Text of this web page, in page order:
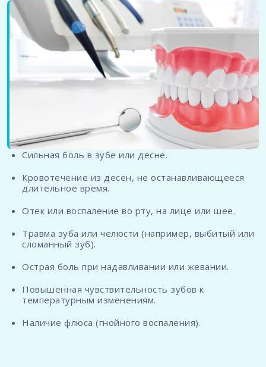
Сильная боль в зубе или десне.
Кровотечение из десен, не останавливающееся
длительное время.
Отек или воспаление во рту, на лице или шее.
Травма зуба или челюсти (например, выбитый или
сломанный зуб).
Острая боль при надавливании или жевании.
Повышенная чувствительность зубов к
температурным изменениям.
Наличие флюса (гнойного воспаления).